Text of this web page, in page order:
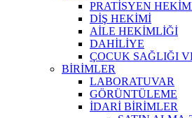
PRATİSYEN
DİŞ HEKİMİ
AİLE HEKİMLİĞİ
DAHİLİYE
ÇOCUK SAĞLIĞI
BİRİMLER
LABORATUVAR
GÖRÜNTÜLEME
İDARİ BİRİMLER